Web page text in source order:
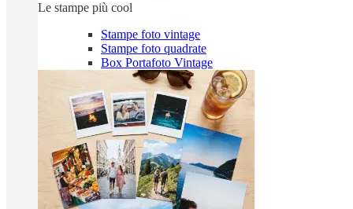
Le stampe più cool
Stampe foto vintage
Stampe foto quadrate
Box Portafoto Vintage